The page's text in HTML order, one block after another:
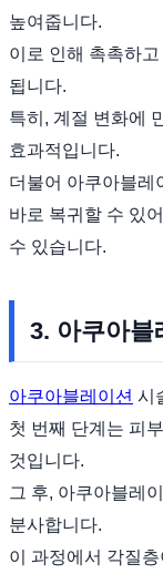
높여줍니다.
이로 인해 촉촉하
됩니다.
특히, 계절 변화에
효과적입니다.
더불어 아쿠아블레
바로 복귀할 수 있
수 있습니다.
3. 아쿠아블
아쿠아블레이션 시
첫 번째 단계는 피
것입니다.
그 후, 아쿠아블레
분사합니다.
이 과정에서 각질